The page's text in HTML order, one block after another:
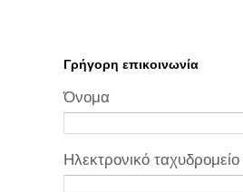
Γρήγορη επικοινωνία
Όνομα
Ηλεκτρονικό ταχυδρομείο